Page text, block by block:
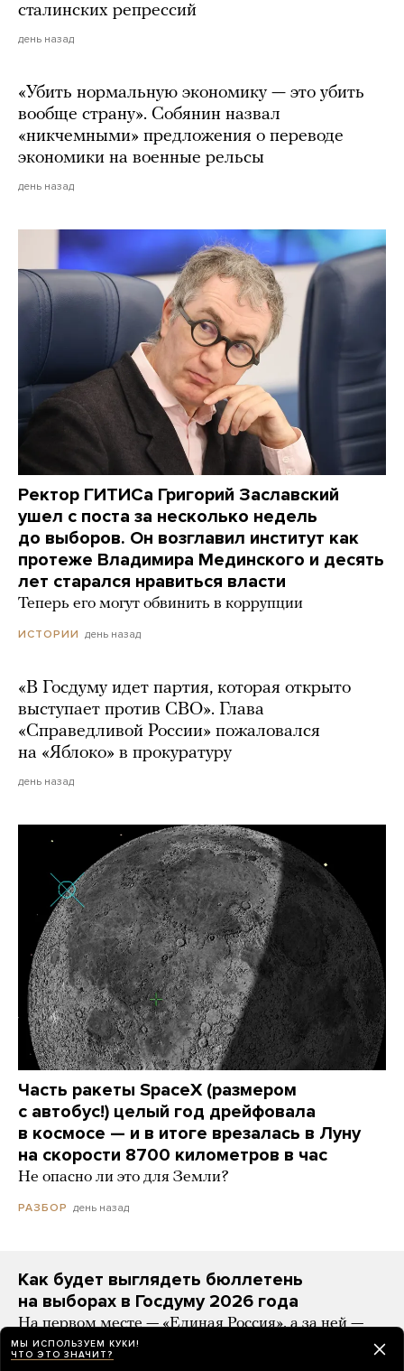
сталинских репрессий
день назад
«Убить нормальную экономику — это убить
вообще страну». Собянин назвал
«никчемными» предложения о переводе
экономики на военные рельсы
день назад
Ректор ГИТИСа Григорий Заславский
ушел с поста за несколько недель
до выборов. Он возглавил институт как
протеже Владимира Мединского и десять
лет старался нравиться власти
Теперь его могут обвинить в коррупции
ИСТОРИИ день назад
«В Госдуму идет партия, которая открыто
выступает против СВО». Глава
«Справедливой России» пожаловался
на «Яблоко» в прокуратуру
день назад
Часть ракеты SpaceX (размером
с автобус!) целый год дрейфовала
в космосе — и в итоге врезалась в Луну
на скорости 8700 километров в час
Не опасно ли это для Земли?
РАЗБОР день назад
Как будет выглядеть бюллетень
на выборах в Госдуму 2026 года
На первом месте — «Единая Россия», а за ней —
«Яблоко» (с лозунгом «За мир и свободу»)
МЫ ИСПОЛЬЗУЕМ КУКИ!
ЧТО ЭТО ЗНАЧИТ?